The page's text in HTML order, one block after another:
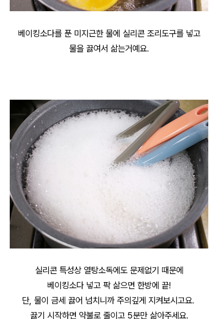
베이킹소다를 푼 미지근한 물에 실리콘 조리도구를 넣고
물을 끓여서 삶는거예요.
실리콘 특성상 열탕소독에도 문제없기 때문에
베이킹소다 넣고 팍 삶으면 한방에 끝!
단, 물이 금세 끓어 넘치니까 주의깊게 지켜보시고요.
끓기 시작하면 약불로 줄이고 5분만 삶아주세요.